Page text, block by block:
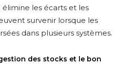
les écarts et les
survenir lorsque les
dans plusieurs systèmes.
des stocks et le bon